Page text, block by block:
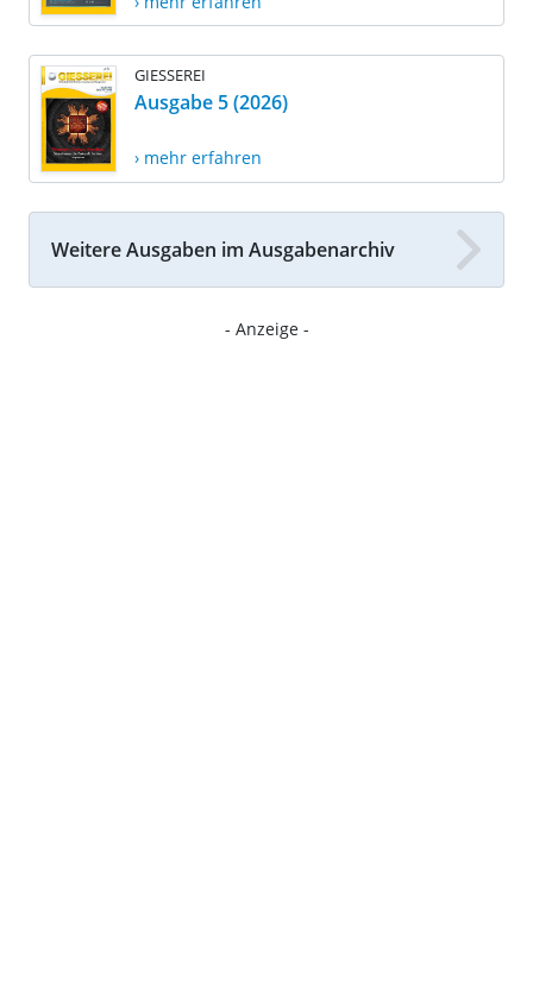
GIESSEREI
Ausgabe 5 (2026)
› mehr erfahren
Weitere Ausgaben im Ausgabenarchiv
- Anzeige -